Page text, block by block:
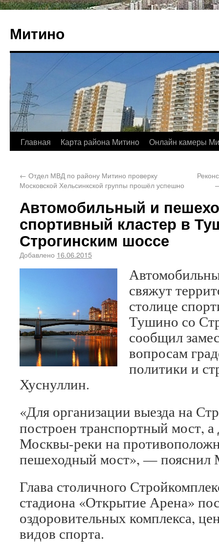
Митино
Главная Карта района Митино Онлайн камеры
← Отдел МВД по району Митино проверку
Московской Хельсинкской группы прошёл успешно
Автомобильный и
спортивный кластер в
Строгинским шоссе
Добавлено 16.06.2015
свяжут
столице
Тушино со
сообщил
вопросам
политики и
Хуснуллин.
«Для организации выезда на
построен транспортный мост,
Москвы-реки на
пешеходный мост», — пояснил
Глава столичного
стадиона «Открытие Арена»
оздоровительных комплекса,
видов спорта.